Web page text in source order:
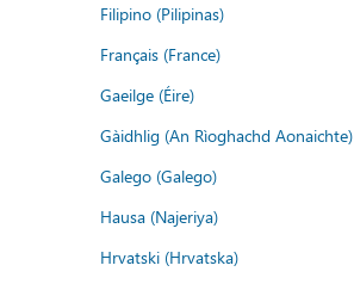
Filipino (Pilipinas)
Français (France)
Gaeilge (Éire)
Gàidhlig (An Rìoghachd Aonaichte)
Galego (Galego)
Hausa (Najeriya)
Hrvatski (Hrvatska)